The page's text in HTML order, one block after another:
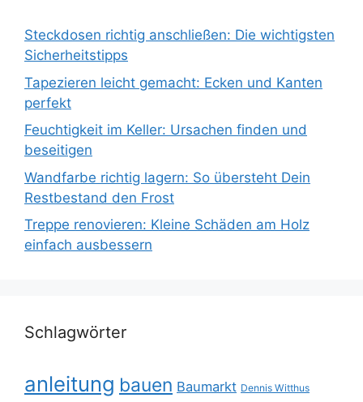
Steckdosen richtig anschließen: Die wichtigsten
Sicherheitstipps
Tapezieren leicht gemacht: Ecken und Kanten
perfekt
Feuchtigkeit im Keller: Ursachen finden und
beseitigen
Wandfarbe richtig lagern: So übersteht Dein
Restbestand den Frost
Treppe renovieren: Kleine Schäden am Holz
einfach ausbessern
Schlagwörter
anleitung bauen Baumarkt Dennis Witthus